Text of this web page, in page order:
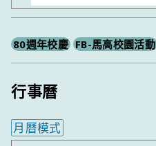
尋
80週年校慶 FB-馬高校園活動
行事曆
月曆模式